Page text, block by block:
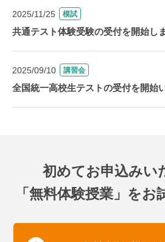
2025/11/25 模試
共通テスト体験受験の受付を開始し
2025/09/10 講習会
全国統一高校生テストの受付を開始
初めてお申込みい
「無料体験授業」をお